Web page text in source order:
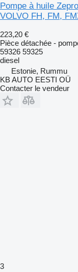
Pompe à huile
VOLVO FH, FM,
223,20 €
Pièce détachée -
59326 59325
diesel
Estonie, Rummu
KB AUTO EESTI OÜ
Contacter le vendeur
3